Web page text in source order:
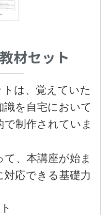
材セット
は、覚えていた
を自宅において
制作されていま
、本講座が始ま
応できる基礎力